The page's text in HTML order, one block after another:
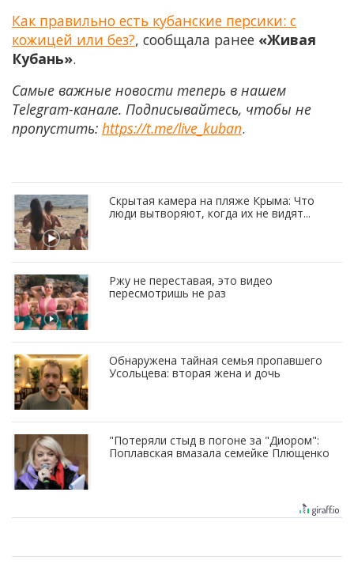
Как правильно есть кубанские персики: с
кожицей или без?, сообщала ранее «Живая
Кубань».
Самые важные новости теперь в нашем
Telegram-канале. Подписывайтесь, чтобы не
пропустить: https://t.me/live_kuban.
Скрытая камера на пляже Крыма: Что
люди вытворяют, когда их не видят...
Ржу не переставая, это видео
пересмотришь не раз
Обнаружена тайная семья пропавшего
Усольцева: вторая жена и дочь
"Потеряли стыд в погоне за "Диором":
Поплавская вмазала семейке Плющенко